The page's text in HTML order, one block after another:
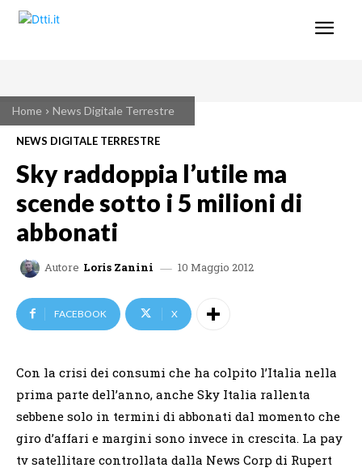
Home News Digitale Terrestre
NEWS DIGITALE TERRESTRE
Sky raddoppia l’utile ma
scende sotto i 5 milioni di
abbonati
Autore Loris Zanini 10 Maggio 2012
FACEBOOK X
Con la crisi dei consumi che ha colpito l’Italia nella
prima parte dell’anno, anche Sky Italia rallenta
sebbene solo in termini di abbonati dal momento che
giro d’affari e margini sono invece in crescita. La pay
tv satellitare controllata dalla News Corp di Rupert